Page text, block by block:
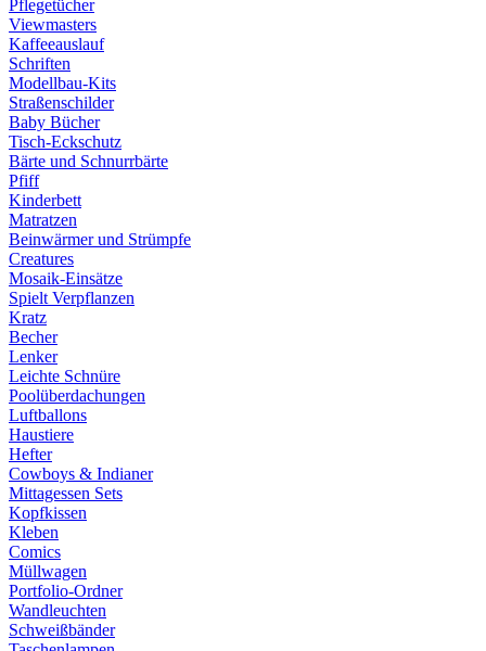
Pflegetücher
Viewmasters
Kaffeeauslauf
Schriften
Modellbau-Kits
Straßenschilder
Baby Bücher
Tisch-Eckschutz
Bärte und Schnurrbärte
Pfiff
Kinderbett
Matratzen
Beinwärmer und Strümpfe
Creatures
Mosaik-Einsätze
Spielt Verpflanzen
Kratz
Becher
Lenker
Leichte Schnüre
Poolüberdachungen
Luftballons
Haustiere
Hefter
Cowboys & Indianer
Mittagessen Sets
Kopfkissen
Kleben
Comics
Müllwagen
Portfolio-Ordner
Wandleuchten
Schweißbänder